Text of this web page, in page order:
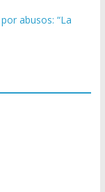
abusos: “La